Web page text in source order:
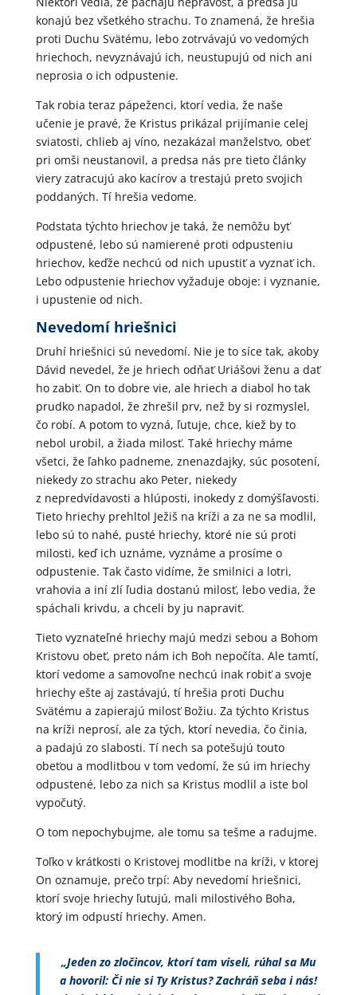
konajú bez všetkého strachu. To znamená, že hrešia
proti Duchu Svätému, lebo zotrvávajú vo vedomých
hriechoch, nevyznávajú ich, neustupujú od nich ani
neprosia o ich odpustenie.
Tak robia teraz pápeženci, ktorí vedia, že naše
učenie je pravé, že Kristus prikázal prijímanie celej
sviatosti, chlieb aj víno, nezakázal manželstvo, obeť
pri omši neustanovil, a predsa nás pre tieto články
viery zatracujú ako kacírov a trestajú preto svojich
poddaných. Tí hrešia vedome.
Podstata týchto hriechov je taká, že nemôžu byť
odpustené, lebo sú namierené proti odpusteniu
hriechov, keďže nechcú od nich upustiť a vyznať ich.
Lebo odpustenie hriechov vyžaduje oboje: i vyznanie,
i upustenie od nich.
Nevedomí hriešnici
Druhí hriešnici sú nevedomí. Nie je to síce tak, akoby
Dávid nevedel, že je hriech odňať Uriášovi ženu a dať
ho zabiť. On to dobre vie, ale hriech a diabol ho tak
prudko napadol, že zhrešil prv, než by si rozmyslel,
čo robí. A potom to vyzná, ľutuje, chce, kiež by to
nebol urobil, a žiada milosť. Také hriechy máme
všetci, že ľahko padneme, znenazdajky, súc posotení,
niekedy zo strachu ako Peter, niekedy
z nepredvídavosti a hlúposti, inokedy z domýšľavosti.
Tieto hriechy prehltol Ježiš na kríži a za ne sa modlil,
lebo sú to nahé, pusté hriechy, ktoré nie sú proti
milosti, keď ich uznáme, vyznáme a prosíme o
odpustenie. Tak často vidíme, že smilnici a lotri,
vrahovia a iní zlí ľudia dostanú milosť, lebo vedia, že
spáchali krivdu, a chceli by ju napraviť.
Tieto vyznateľné hriechy majú medzi sebou a Bohom
Kristovu obeť, preto nám ich Boh nepočíta. Ale tamtí,
ktorí vedome a samovoľne nechcú inak robiť a svoje
hriechy ešte aj zastávajú, tí hrešia proti Duchu
Svätému a zapierajú milosť Božiu. Za týchto Kristus
na kríži neprosí, ale za tých, ktorí nevedia, čo činia,
a padajú zo slabosti. Tí nech sa potešujú touto
obeťou a modlitbou v tom vedomí, že sú im hriechy
odpustené, lebo za nich sa Kristus modlil a iste bol
vypočutý.
O tom nepochybujme, ale tomu sa tešme a radujme.
Toľko v krátkosti o Kristovej modlitbe na kríži, v ktorej
On oznamuje, prečo trpí: Aby nevedomí hriešnici,
ktorí svoje hriechy ľutujú, mali milostivého Boha,
ktorý im odpustí hriechy. Amen.
„Jeden zo zločincov, ktorí tam viseli, rúhal sa Mu
a hovoril: Či nie si Ty Kristus? Zachráň seba i nás!